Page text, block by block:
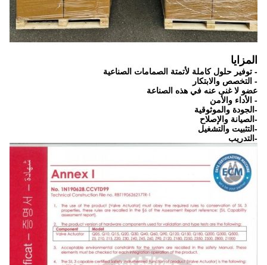
المزايا
- توفير حلول كاملة لأتمتة الصمامات الصناعية
- التخصص والابتكار
عضو لا غنى عنه في هذه الصناعة
- الأداء والأمن
-الجودة والموثوقية
-الصيانة والإصلاح
-التثبيت والتشغيل
-التدريب